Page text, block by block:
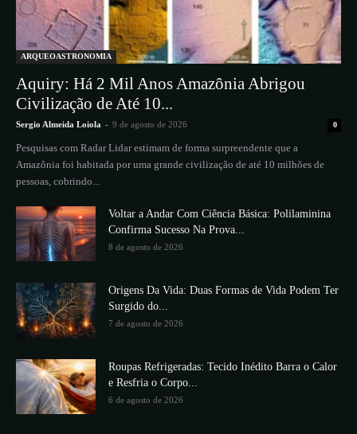
ARQUEOASTRONOMIA
Aquiry: Há 2 Mil Anos Amazônia Abrigou
Civilização de Até 10...
Sergio Almeida Loiola - 9 de agosto de 2026 0
Pesquisas com Radar Lidar estimam de forma surpreendente que a
Amazônia foi habitada por uma grande civilização de até 10 milhões de
pessoas, cobrindo...
Voltar a Andar Com Ciência Básica: Polilaminina
Confirma Sucesso Na Prova...
8 de agosto de 2026
Origens Da Vida: Duas Formas de Vida Podem Ter
Surgido do...
7 de agosto de 2026
Roupas Refrigeradas: Tecido Inédito Barra o Calor
e Resfria o Corpo...
6 de agosto de 2026